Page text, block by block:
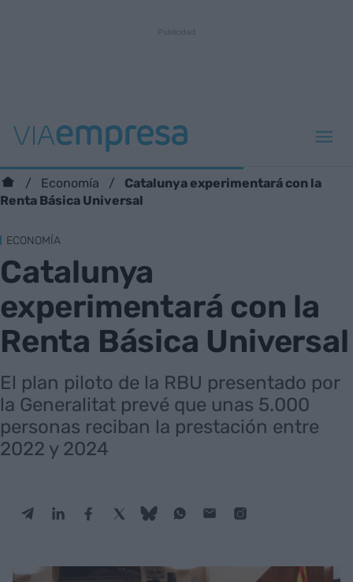
Economía
Catalunya experimentará con la
Renta Básica Universal
ECONOMÍA
Catalunya
experimentará con la
Renta Básica Universal
El plan piloto de la RBU presentado por
la Generalitat prevé que unas 5.000
personas reciban la prestación entre
2022 y 2024